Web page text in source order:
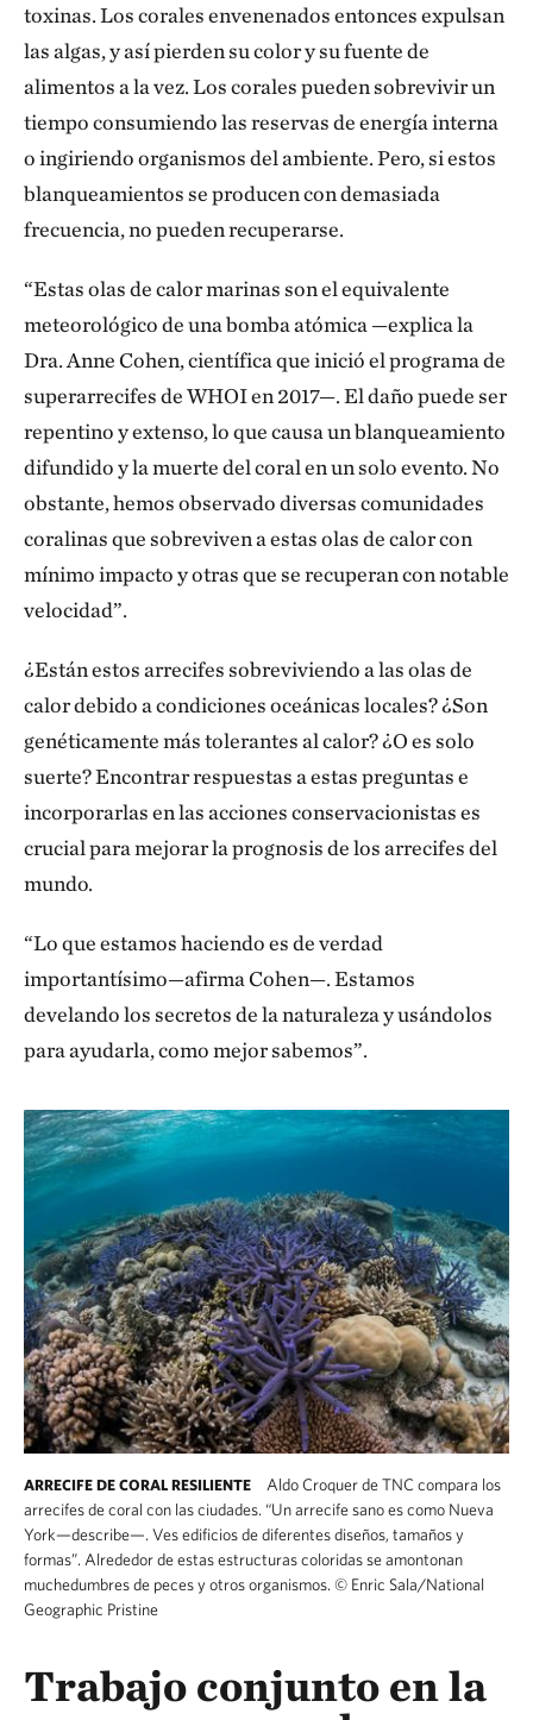
toxinas. Los corales envenenados entonces expulsan
las algas, y así pierden su color y su fuente de
alimentos a la vez. Los corales pueden sobrevivir un
tiempo consumiendo las reservas de energía interna
o ingiriendo organismos del ambiente. Pero, si estos
blanqueamientos se producen con demasiada
frecuencia, no pueden recuperarse.
“Estas olas de calor marinas son el equivalente
meteorológico de una bomba atómica —explica la
Dra. Anne Cohen, científica que inició el programa de
superarrecifes de WHOI en 2017—. El daño puede ser
repentino y extenso, lo que causa un blanqueamiento
difundido y la muerte del coral en un solo evento. No
obstante, hemos observado diversas comunidades
coralinas que sobreviven a estas olas de calor con
mínimo impacto y otras que se recuperan con notable
velocidad”.
¿Están estos arrecifes sobreviviendo a las olas de
calor debido a condiciones oceánicas locales? ¿Son
genéticamente más tolerantes al calor? ¿O es solo
suerte? Encontrar respuestas a estas preguntas e
incorporarlas en las acciones conservacionistas es
crucial para mejorar la prognosis de los arrecifes del
mundo.
“Lo que estamos haciendo es de verdad
importantísimo—afirma Cohen—. Estamos
develando los secretos de la naturaleza y usándolos
para ayudarla, como mejor sabemos”.
ARRECIFE DE CORAL RESILIENTE
Aldo Croquer de TNC compara los
arrecifes de coral con las ciudades. “Un arrecife sano es como Nueva
York—describe—. Ves edificios de diferentes diseños, tamaños y
formas”. Alrededor de estas estructuras coloridas se amontonan
muchedumbres de peces y otros organismos. © Enric Sala/National
Geographic Pristine
Trabajo conjunto en la